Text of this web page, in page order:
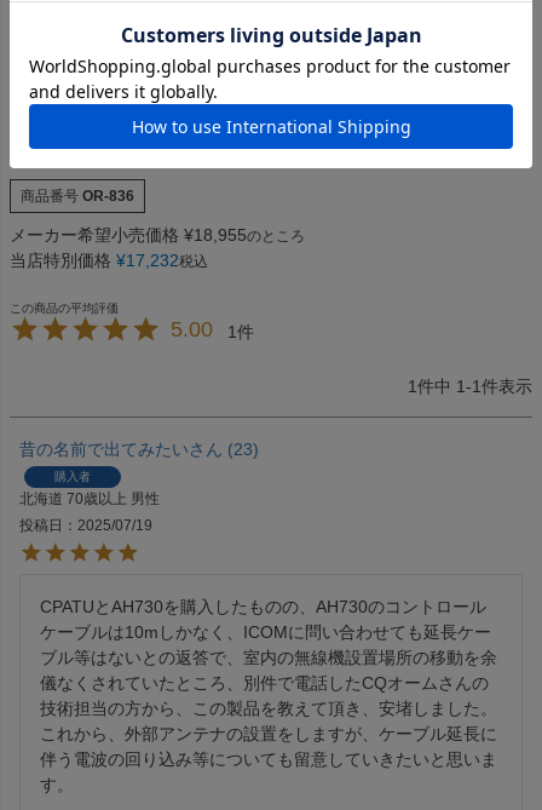
OHM-SCC-20730 AH-730用コントローラー延長ケ
ーブル20m（初期付属品と差し替えて使います）
（OHMSCC20730）【対応】AH-730
商品番号 OR-836
メーカー希望小売価格 ¥18,955のところ
当店特別価格 ¥17,232税込
5.00 1
1件中 1-1件表示
昔の名前で出てみたい 23
購入者
北海道 70歳以上 男性
投稿日
2025/07/19
CPATUとAH730を購入したものの、AH730のコントロール
ケーブルは10mしかなく、ICOMに問い合わせても延長ケー
ブル等はないとの返答で、室内の無線機設置場所の移動を余
儀なくされていたところ、別件で電話したCQオームさんの
技術担当の方から、この製品を教えて頂き、安堵しました。
これから、外部アンテナの設置をしますが、ケーブル延長に
伴う電波の回り込み等についても留意していきたいと思いま